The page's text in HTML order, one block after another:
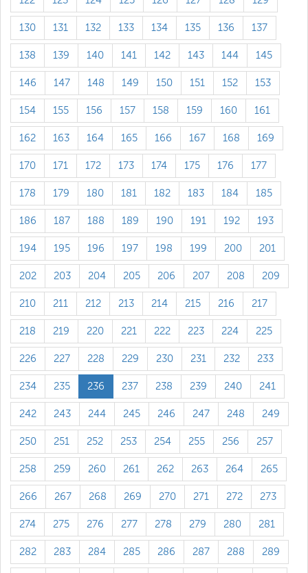
130 131 132 133 134 135 136 137
138 139 140 141 142 143 144 145
146 147 148 149 150 151 152 153
154 155 156 157 158 159 160 161
162 163 164 165 166 167 168 169
170 171 172 173 174 175 176 177
178 179 180 181 182 183 184 185
186 187 188 189 190 191 192 193
194 195 196 197 198 199 200 201
202 203 204 205 206 207 208 209
210 211 212 213 214 215 216 217
218 219 220 221 222 223 224 225
226 227 228 229 230 231 232 233
234 235 236 237 238 239 240 241
242 243 244 245 246 247 248 249
250 251 252 253 254 255 256 257
258 259 260 261 262 263 264 265
266 267 268 269 270 271 272 273
274 275 276 277 278 279 280 281
282 283 284 285 286 287 288 289